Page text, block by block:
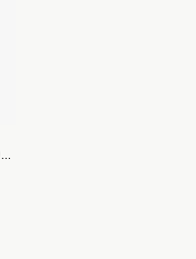
LeBERDES Ботильйони 00000017641 1 Магазин взуття “Favorite Shoes”